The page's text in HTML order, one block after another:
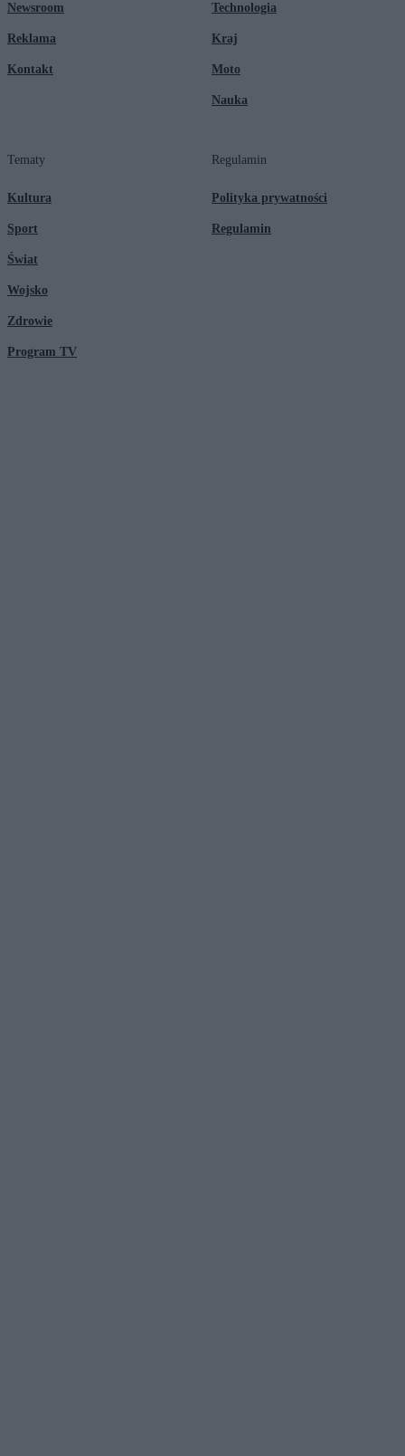
Newsroom
Reklama
Kontakt
Technologia
Kraj
Moto
Nauka
Tematy
Kultura
Sport
Świat
Wojsko
Zdrowie
Program TV
Regulamin
Polityka prywatności
Regulamin